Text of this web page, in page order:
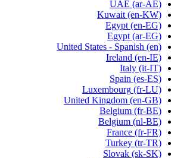
UAE (ar-AE)
Kuwait (en-KW)
Egypt (en-EG)
Egypt (ar-EG)
United States - Spanish (en)
Ireland (en-IE)
Italy (it-IT)
Spain (es-ES)
Luxembourg (fr-LU)
United Kingdom (en-GB)
Belgium (fr-BE)
Belgium (nl-BE)
France (fr-FR)
Turkey (tr-TR)
Slovak (sk-SK)